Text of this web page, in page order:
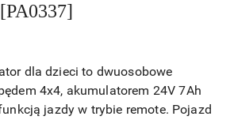
dla dzieci to dwuosobowe
4x4, akumulatorem 24V 7Ah
jazdy w trybie remote. Pojazd